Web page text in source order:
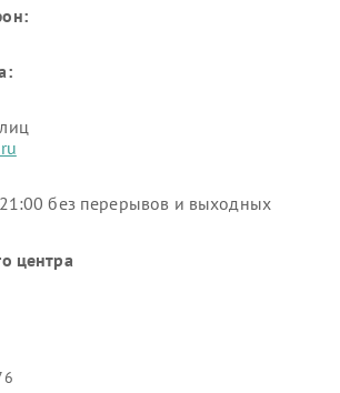
без перерывов и выходных
центра